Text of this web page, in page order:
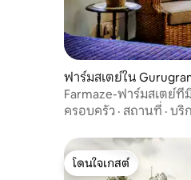
ฟาร์มสเตย์ใน
Farmaze-ฟาร์มสเตย์ที่
และสวนเขียวชอุ่ม
ครอบครัว · สถานที่ · บริ
โดนใจเกสต์
โดนใจเกสต์